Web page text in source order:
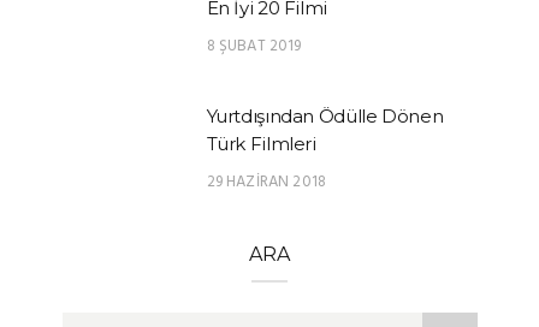
En İyi 20 Filmi
8 ŞUBAT 2019
Yurtdışından Ödülle Dönen
Türk Filmleri
29 HAZIRAN 2018
ARA